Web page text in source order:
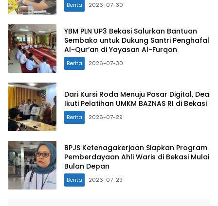
Berita 2026-07-30
YBM PLN UP3 Bekasi Salurkan Bantuan
Sembako untuk Dukung Santri Penghafal
Al-Qur’an di Yayasan Al-Furqon
Berita 2026-07-30
Dari Kursi Roda Menuju Pasar Digital, Dea
Ikuti Pelatihan UMKM BAZNAS RI di Bekasi
Berita 2026-07-29
BPJS Ketenagakerjaan Siapkan Program
Pemberdayaan Ahli Waris di Bekasi Mulai
Bulan Depan
Berita 2026-07-29